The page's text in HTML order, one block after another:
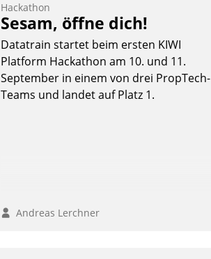
Hackathon
Sesam, öffne dich!
Datatrain startet beim ersten KIWI
Platform Hackathon am 10. und 11.
September in einem von drei PropTech-
Teams und landet auf Platz 1.
Andreas Lerchner